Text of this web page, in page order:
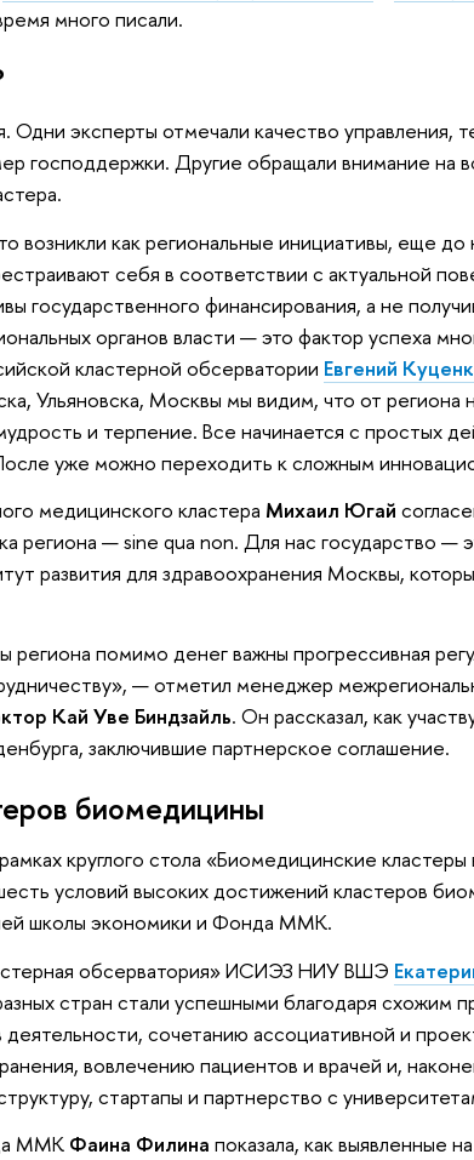
много писали.
эксперты отмечали качество управления,
господдержки. Другие обращали внимание на
возникли как региональные инициативы, еще до
себя в соответствии с актуальной
государственного финансирования, а не
органов власти — это фактор успеха
кластерной обсерватории Евгений
Ульяновска, Москвы мы видим, что от
и терпение. Все начинается с простых
уже можно переходить к сложным
медицинского кластера Михаил Югай
— sine qua non. Для нас государство —
развития для здравоохранения Москвы,
помимо денег важны прогрессивная
— отметил менеджер
Кай Уве Биндзайль. Он рассказал, как
заключившие партнерское соглашение.
биомедицины
круглого стола «Биомедицинские
условий высоких достижений кластеров
школы экономики и Фонда ММК.
обсерватория» ИСИЭЗ НИУ ВШЭ
стран стали успешными благодаря схожим
сочетанию ассоциативной и
вовлечению пациентов и врачей и,
стартапы и партнерство с
ММК Фаина Филина показала, как выявленные